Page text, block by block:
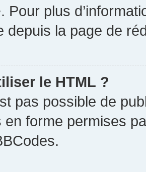
Pour plus
depuis la page de
le HTML ?
pas possible de
en forme permises